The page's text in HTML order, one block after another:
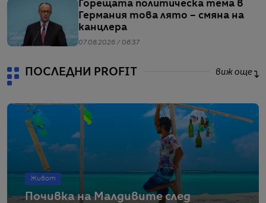
Горещата политическа тема в
Германия това лято – смяна на
канцлера
07.08.2026 / 06:37
ПОСЛЕДНИ PROFIT виж още
Живот
Почивка на Малдивите след